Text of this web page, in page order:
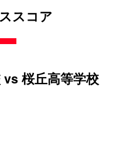
スコア
桜丘高等学校